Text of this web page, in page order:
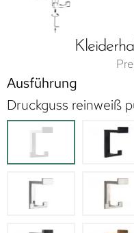
Ausführung
Druckguss reinweiß